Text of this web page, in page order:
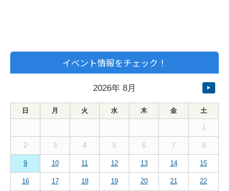
イベント情報をチェック！
▶
2026年 8月
日 月 火 水 木 金 土
1
2 3 4 5 6 7 8
9 10 11 12 13 14 15
16 17 18 19 20 21 22